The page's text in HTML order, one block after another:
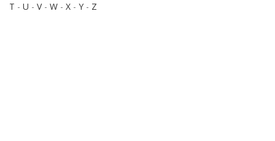
T - U - V- W - X - Y - Z